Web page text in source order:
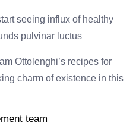
seeing influx of healthy
pulvinar luctus
Ottolenghi’s recipes for
charm of existence in this
team